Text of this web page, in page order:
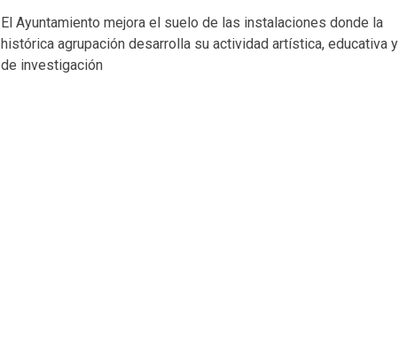
El Ayuntamiento mejora el suelo de las instalaciones donde la
histórica agrupación desarrolla su actividad artística, educativa y
de investigación